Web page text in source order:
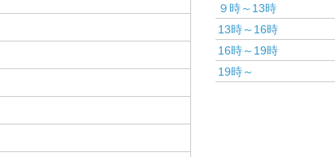
９時～13時
13時～16時
16時～19時
19時～